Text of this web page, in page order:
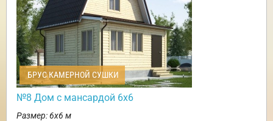
БРУС КАМЕРНОЙ СУШКИ
№8 Дом с мансардой 6х6
Размер: 6х6 м